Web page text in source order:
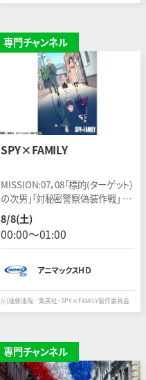
専門チャンネル
SPY×FAMILY
MISSION:07，08「標的(ターゲット)
の次男」「対秘密警察偽装作戦」 原
作:遠藤達哉/制作:2022年
8/8(土)
00:00〜01:00
アニマックスＨＤ
(c)遠藤達哉／集英社・SPY×FAMILY製作委員会
専門チャンネル